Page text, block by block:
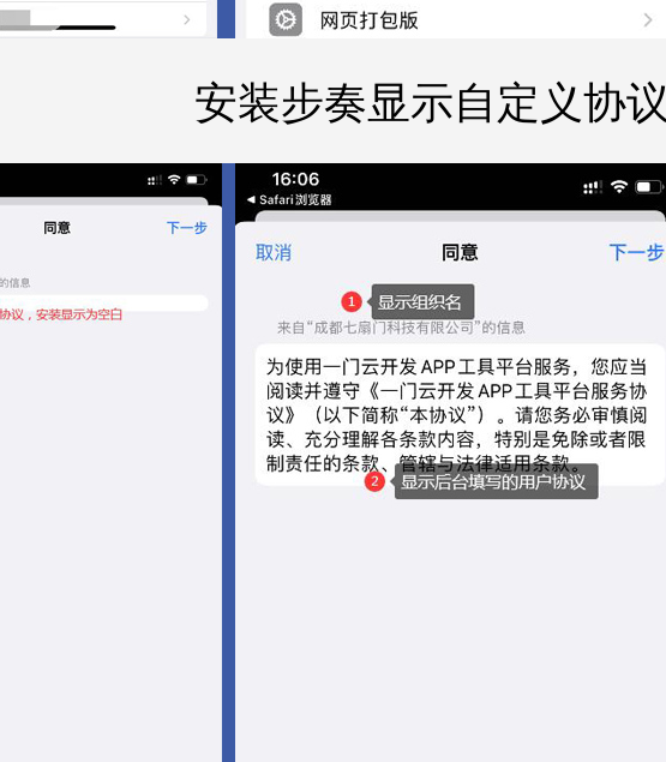
安装步奏显示自定义协议